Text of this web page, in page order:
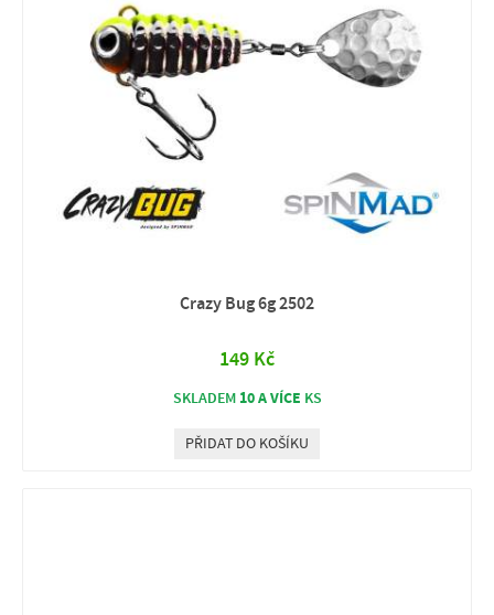
Crazy Bug 6g 2502
149 Kč
SKLADEM 10 A VÍCE KS
PŘIDAT DO KOŠÍKU